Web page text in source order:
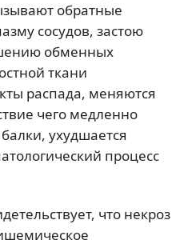
обратные
сосудов, застою
обменных
ткани
распада, меняются
чего медленно
ухудшается
процесс
что некроз